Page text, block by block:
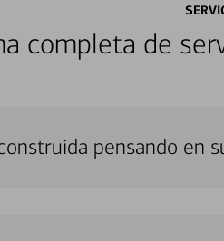
completa de
pensando en